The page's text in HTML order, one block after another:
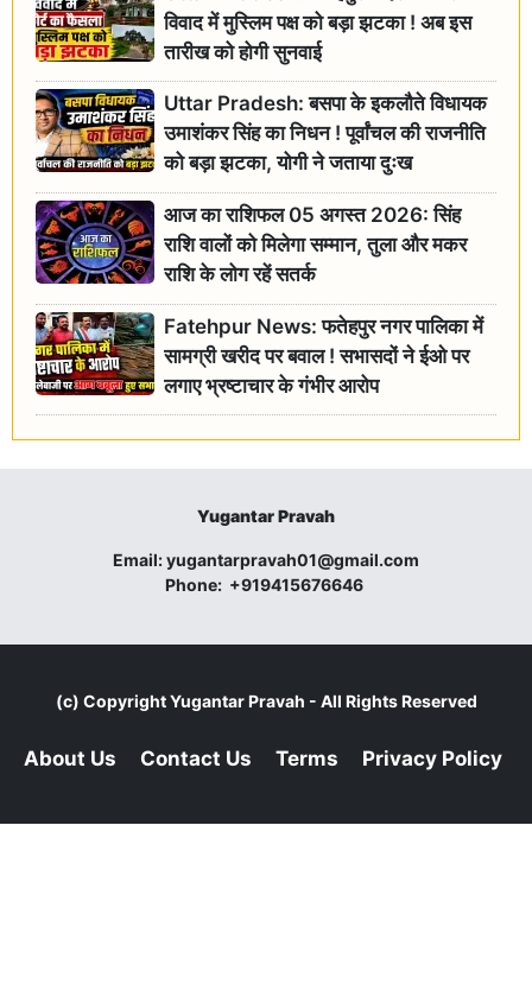
विवाद में मुस्लिम पक्ष को बड़ा झटका ! अब इस
तारीख को होगी सुनवाई
Uttar Pradesh: बसपा के इकलौते विधायक
उमाशंकर सिंह का निधन ! पूर्वांचल की राजनीति
को बड़ा झटका, योगी ने जताया दुःख
आज का राशिफल 05 अगस्त 2026: सिंह
राशि वालों को मिलेगा सम्मान, तुला और मकर
राशि के लोग रहें सतर्क
Fatehpur News: फतेहपुर नगर पालिका में
सामग्री खरीद पर बवाल ! सभासदों ने ईओ पर
लगाए भ्रष्टाचार के गंभीर आरोप
Yugantar Pravah
Email:yugantarpravah01@gmail.com
Phone: +919415676646
(c) CopyrightYugantar Pravah - All Rights Reserved
About Us Contact Us Terms Privacy Policy